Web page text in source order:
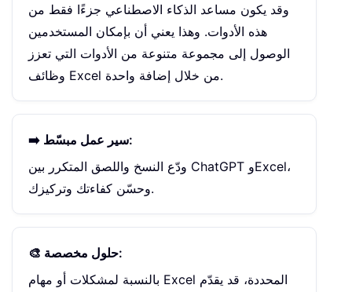
وقد يكون مساعد الذكاء الاصطناعي جزءًا فقط من
هذه الأدوات. وهذا يعني أن بإمكان المستخدمين
الوصول إلى مجموعة متنوعة من الأدوات التي تعزز
وظائف Excel من خلال إضافة واحدة.
➡️ سير عمل مبسّط:
ودّع النسخ واللصق المتكرر بين ChatGPT وExcel،
وحسّن كفاءتك وتركيزك.
🎨 حلول مخصصة:
بالنسبة لمشكلات أو مهام Excel المحددة، قد يقدّم